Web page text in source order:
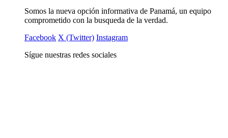
Somos la nueva opción informativa de Panamá, un equipo
comprometido con la busqueda de la verdad.
Facebook X (Twitter) Instagram
Sígue nuestras redes sociales